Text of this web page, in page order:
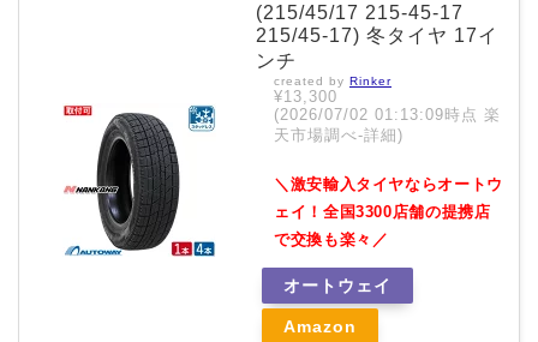
(215/45/17 215-45-17
215/45-17) 冬タイヤ 17イ
ンチ
created by Rinker
¥13,300
(2026/07/02 01:13:09時点 楽
天市場調べ-詳細)
＼激安輸入タイヤならオートウ
ェイ！全国3300店舗の提携店
で交換も楽々／
オートウェイ
Amazon